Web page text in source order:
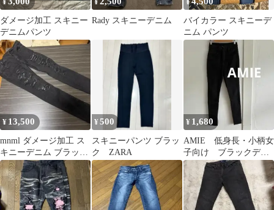
¥
ダメージ加工 スキニー
デニムパンツ
¥
Rady スキニーデニム
¥
バイカラー スキニーデ
ニム パンツ
¥ 13,500
mnml ダメージ加工 ス
キニーデニム ブラック
29インチ
¥500
スキニーパンツ ブラッ
ク ZARA
¥ 1,680
AMIE 低身長・小柄女
子向け ブラックデニ
ム スキニーパンツ
デニムパンツ